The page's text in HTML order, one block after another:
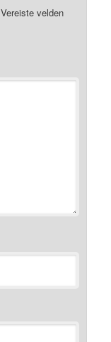
Vereiste velden